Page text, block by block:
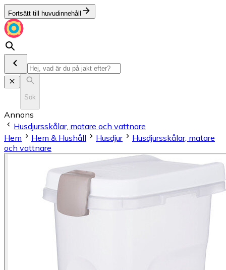
Fortsätt till huvudinnehåll
Sök
Annons
Husdjursskålar, matare och vattnare
Hem
Hem & Hushåll Husdjur
Husdjursskålar, matare
och vattnare